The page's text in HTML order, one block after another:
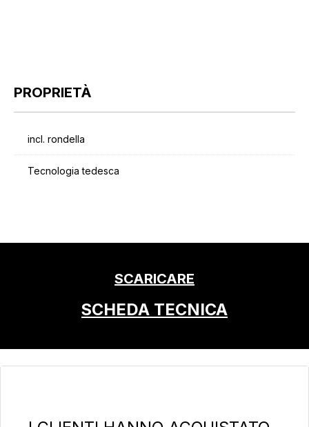
PROPRIETÀ
incl. rondella
Tecnologia tedesca
SCARICARE
SCHEDA TECNICA
Salta la galleria dei prodotti